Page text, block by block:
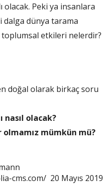
olacak. Peki ya insanlara
dalga dünya tarama
etkileri nelerdir?
doğal olarak birkaç soru
nasıl olacak?
olmamız mümkün mü?
cms.com/ 20 Mayıs 2019